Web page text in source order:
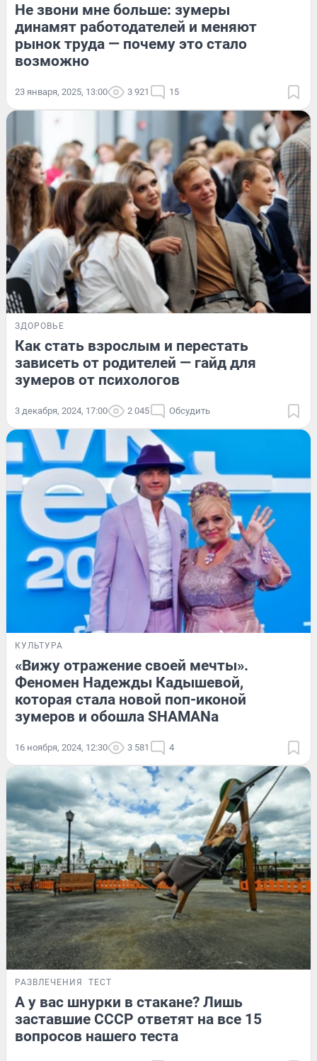
Не звони мне больше: зумеры
динамят работодателей и меняют
рынок труда — почему это стало
возможно
23 января, 2025, 13:00 3 921 15
ЗДОРОВЬЕ
Как стать взрослым и перестать
зависеть от родителей — гайд для
зумеров от психологов
3 декабря, 2024, 17:00 2 045 Обсудить
КУЛЬТУРА
«Вижу отражение своей мечты».
Феномен Надежды Кадышевой,
которая стала новой поп-иконой
зумеров и обошла SHAMANа
16 ноября, 2024, 12:30 3 581 4
РАЗВЛЕЧЕНИЯ ТЕСТ
А у вас шнурки в стакане? Лишь
заставшие СССР ответят на все 15
вопросов нашего теста